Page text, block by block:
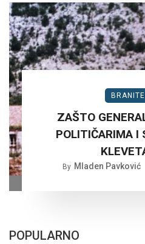
ZAŠTO
POLITIČARIMA I
By Mladen Pavković
POPULARNO